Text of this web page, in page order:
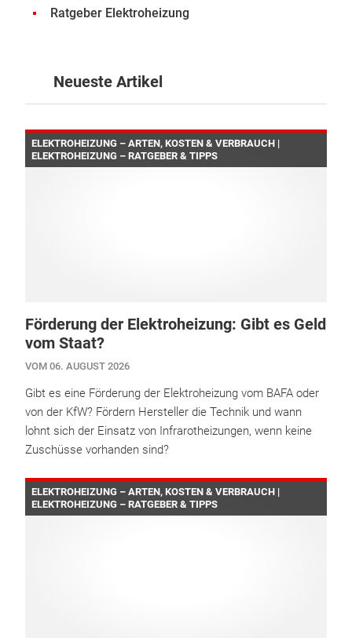
Ratgeber Elektroheizung
Neueste Artikel
ELEKTROHEIZUNG – ARTEN, KOSTEN & VERBRAUCH |
ELEKTROHEIZUNG – RATGEBER & TIPPS
Förderung der Elektroheizung: Gibt es Geld
vom Staat?
VOM 06. AUGUST 2026
Gibt es eine Förderung der Elektroheizung vom BAFA oder
von der KfW? Fördern Hersteller die Technik und wann
lohnt sich der Einsatz von Infrarotheizungen, wenn keine
Zuschüsse vorhanden sind?
ELEKTROHEIZUNG – ARTEN, KOSTEN & VERBRAUCH |
ELEKTROHEIZUNG – RATGEBER & TIPPS